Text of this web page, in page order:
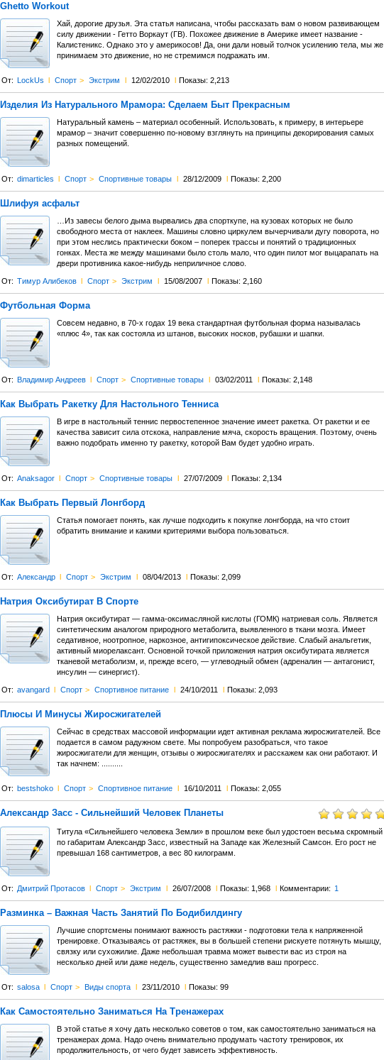
Ghetto Workout
Хай, дорогие друзья. Эта статья написана, чтобы рассказать вам о новом развивающем
силу движении - Гетто Воркаут (ГВ). Похожее движение в Америке имеет название -
Калистеникс. Однако это у америкосов! Да, они дали новый толчок усилению тела, мы же
принимаем это движение, но не стремимся подражать им.
От: LockUs l Спорт > Экстрим l 12/02/2010 l Показы: 2,213
Изделия Из Натурального Мрамора: Сделаем Быт Прекрасным
Натуральный камень – материал особенный. Использовать, к примеру, в интерьере
мрамор – значит совершенно по-новому взглянуть на принципы декорирования самых
разных помещений.
От: dimarticles l Спорт > Спортивные товары l 28/12/2009 l Показы: 2,200
Шлифуя асфальт
…Из завесы белого дыма вырвались два спорткупе, на кузовах которых не было
свободного места от наклеек. Машины словно циркулем вычерчивали дугу поворота, но
при этом неслись практически боком – поперек трассы и понятий о традиционных
гонках. Места же между машинами было столь мало, что один пилот мог выцарапать на
двери противника какое-нибудь неприличное слово.
От: Тимур Алибеков l Спорт > Экстрим l 15/08/2007 l Показы: 2,160
Футбольная Форма
Совсем недавно, в 70-х годах 19 века стандартная футбольная форма называлась
«плюс 4», так как состояла из штанов, высоких носков, рубашки и шапки.
От: Владимир Андреев l Спорт > Спортивные товары l 03/02/2011 l Показы: 2,148
Как Выбрать Ракетку Для Настольного Тенниса
В игре в настольный теннис первостепенное значение имеет ракетка. От ракетки и ее
качества зависит сила отскока, направление мяча, скорость вращения. Поэтому, очень
важно подобрать именно ту ракетку, которой Вам будет удобно играть.
От: Anaksagor l Спорт > Спортивные товары l 27/07/2009 l Показы: 2,134
Как Выбрать Первый Лонгборд
Статья помогает понять, как лучше подходить к покупке лонгборда, на что стоит
обратить внимание и какими критериями выбора пользоваться.
От: Александр l Спорт > Экстрим l 08/04/2013 l Показы: 2,099
Натрия Оксибутират В Спорте
Натрия оксибутират — гамма-оксимасляной кислоты (ГОМК) натриевая соль. Является
синтетическим аналогом природного метаболита, выявленного в ткани мозга. Имеет
седативное, ноотропное, наркозное, антигипоксическое действие. Слабый анальгетик,
активный миорелаксант. Основной точкой приложения натрия оксибутирата является
тканевой метаболизм, и, прежде всего, — углеводный обмен (адреналин — антагонист,
инсулин — синергист).
От: avangard l Спорт > Спортивное питание l 24/10/2011 l Показы: 2,093
Плюсы И Минусы Жиросжигателей
Сейчас в средствах массовой информации идет активная реклама жиросжигателей. Все
подается в самом радужном свете. Мы попробуем разобраться, что такое
жиросжигатели для женщин, отзывы о жиросжигателях и расскажем как они работают. И
так начнем: ..........
От: bestshoko l Спорт > Спортивное питание l 16/10/2011 l Показы: 2,055
Александр Засс - Сильнейший Человек Планеты
Титула «Сильнейшего человека Земли» в прошлом веке был удостоен весьма скромный
по габаритам Александр Засс, известный на Западе как Железный Самсон. Его рост не
превышал 168 сантиметров, а вес 80 килограмм.
От: Дмитрий Протасов l Спорт > Экстрим l 26/07/2008 l Показы: 1,968 l Комментарии: 1
Разминка – Важная Часть Занятий По Бодибилдингу
Лучшие спортсмены понимают важность растяжки - подготовки тела к напряженной
тренировке. Отказываясь от растяжек, вы в большей степени рискуете потянуть мышцу,
связку или сухожилие. Даже небольшая травма может вывести вас из строя на
несколько дней или даже недель, существенно замедлив ваш прогресс.
От: salosa l Спорт > Виды спорта l 23/11/2010 l Показы: 99
Как Самостоятельно Заниматься На Тренажерах
В этой статье я хочу дать несколько советов о том, как самостоятельно заниматься на
тренажерах дома. Надо очень внимательно продумать частоту тренировок, их
продолжительность, от чего будет зависеть эффективность.